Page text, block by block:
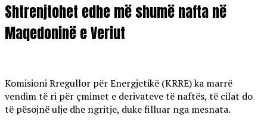
Shtrenjtohet edhe më shumë nafta në
Maqedoninë e Veriut
Komisioni Rregullor për Energjetikë (KRRE) ka marrë
vendim të ri për çmimet e derivateve të naftës, të cilat do
të pësojnë ulje dhe ngritje, duke filluar nga mesnata.